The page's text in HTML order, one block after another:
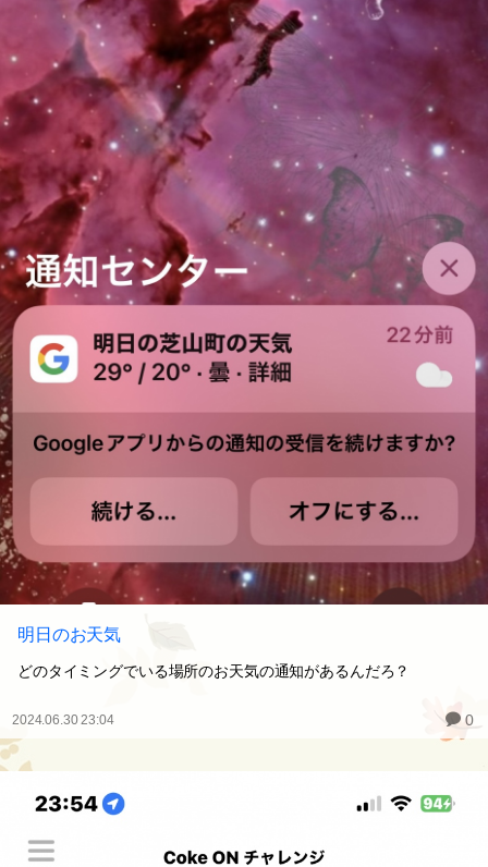
明日のお天気
どのタイミングでいる場所のお天気の通知があるんだろ？
2024.06.30 23:04 0